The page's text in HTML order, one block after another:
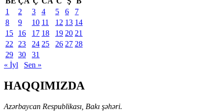
1
2 3 4 5 6
7
8
9 10 11 12 13 14
15
16 17 18 19 20 21
22
23 24 25 26 27 28
29 30
31
« İyl
Sen »
HAQQIMIZDA
Azərbaycan Respublikası, Bakı şəhəri.